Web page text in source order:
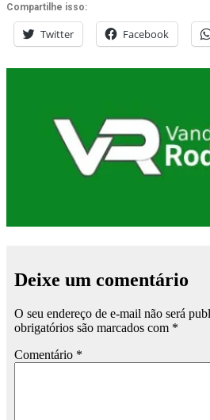
Compartilhe isso:
Twitter Facebook
Deixe um comentário
O seu endereço de e-mail não será
obrigatórios são marcados com *
Comentário *